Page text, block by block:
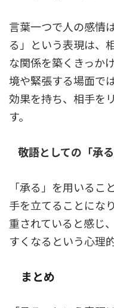
言葉一つで人の感情
る」という表現は、
な関係を築くきっか
境や緊張する場面で
効果を持ち、相手を
す。
敬語としての「承
「承る」を用いるこ
手を立てることにな
重されていると感じ
すくなるという心理
まとめ